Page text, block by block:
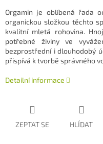
Orgamin je oblíbená řada
organickou složkou těchto
kvalitní mletá rohovina.
potřebné živiny ve
bezprostřední i dlouhodobý
přispívá k tvorbě správného
Detailní informace
ZEPTAT SE HLÍDAT